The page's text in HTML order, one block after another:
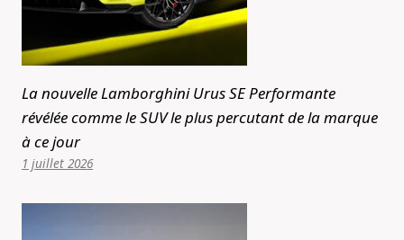
La nouvelle Lamborghini Urus SE Performante
révélée comme le SUV le plus percutant de la marque
à ce jour
1 juillet 2026